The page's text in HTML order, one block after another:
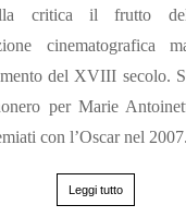
critica il frutto
cinematografica
del XVIII secolo.
per Marie
con l’Oscar nel 2007.
Leggi tutto